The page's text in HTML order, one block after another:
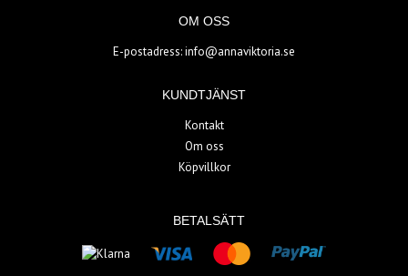
OM OSS
E-postadress:info@annaviktoria.se
KUNDTJÄNST
Kontakt
Om oss
Köpvillkor
BETALSÄTT